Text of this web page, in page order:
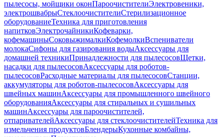
пылесосы, мойщики оконПароочистителиЭлектровеники,
электрошвабрыСтеклоочистителиСтерилизационное
оборудованиеТехника для приготовления
напитковЭлектрочайникиКофеварки,
кофемашиныСоковыжималкиКофемолкиВспениватели
молокаСифоны для газирования водыАксессуары для
домашней техникиПринадлежности для пылесосовЩетки,
насадки для пылесосовАксессуары для роботов-
пылесосовРасходные материалы для пылесосовСтанции,
аккумуляторы для роботов-пылесосовАксессуары для
швейных машинАксессуары для промышленного швейного
оборудованияАксессуары для стиральных и сушильных
машинАксессуары для пароочистителей,
отпаривателейАксессуары для стеклоочистителейТехника для
измельчения продуктовБлендерыКухонные комбайны,